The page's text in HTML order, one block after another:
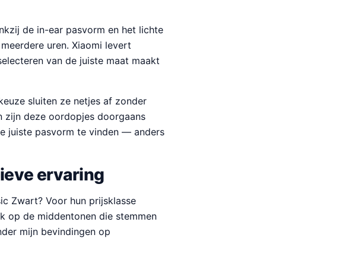
de in-ear pasvorm en het lichte
uren. Xiaomi levert
van de juiste maat maakt
sluiten ze netjes af zonder
zijn deze oordopjes doorgaans
juiste pasvorm te vinden — anders
ervaring
Zwart? Voor hun prijsklasse
op de middentonen die stemmen
mijn bevindingen op